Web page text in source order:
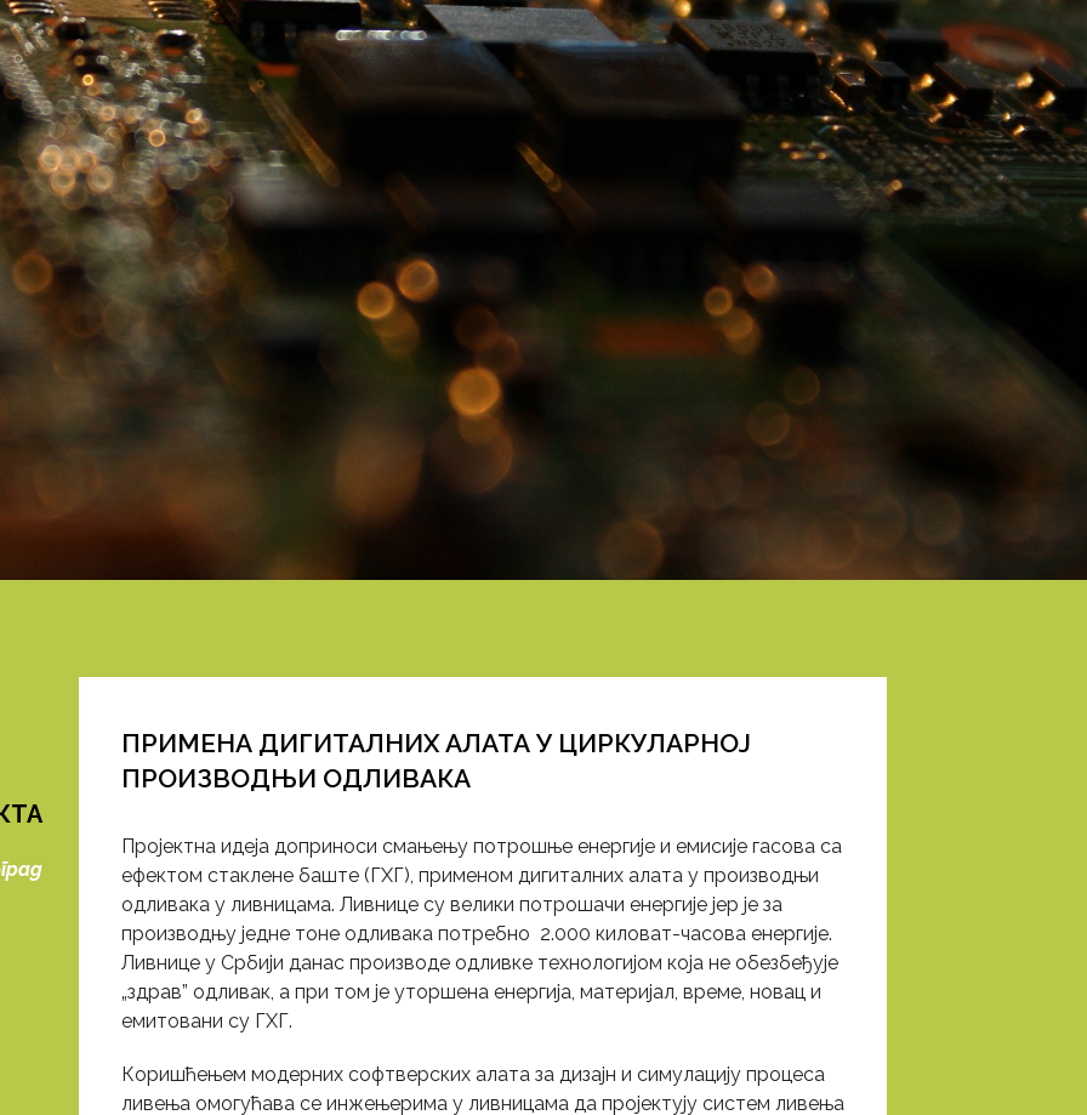
ПРИМЕНА ДИГИТАЛНИХ АЛАТА У ЦИРКУЛАРНОЈ
ПРОИЗВОДЊИ ОДЛИВАКА
Пројектна идеја доприноси смањењу потрошње енергије и емисије гасова са
ефектом стаклене баште (ГХГ), применом дигиталних алата у производњи
одливака у ливницама. Ливнице су велики потрошачи енергије јер је за
производњу једне тоне одливака потребно 2.000 киловат-часова енергије.
Ливнице у Србији данас производе одливке технологијом која не обезбеђује
„здрав” одливак, а при том је уторшена енергија, материјал, време, новац и
емитовани су ГХГ.
Коришћењем модерних софтверских алата за дизајн и симулацију процеса
ливења омогућава се инжењерима у ливницама да пројектују систем ливења